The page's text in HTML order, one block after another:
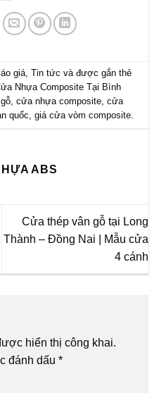
giá, Tin tức và được gắn thẻ
Nhựa Composite Tại Bình
, cửa nhựa composite, cửa
quốc, giá cửa vòm composite.
ABS
Cửa thép vân gỗ tại Long
Thành – Đồng Nai | Mẫu cửa
4 cánh
hiển thị công khai.
đánh dấu *